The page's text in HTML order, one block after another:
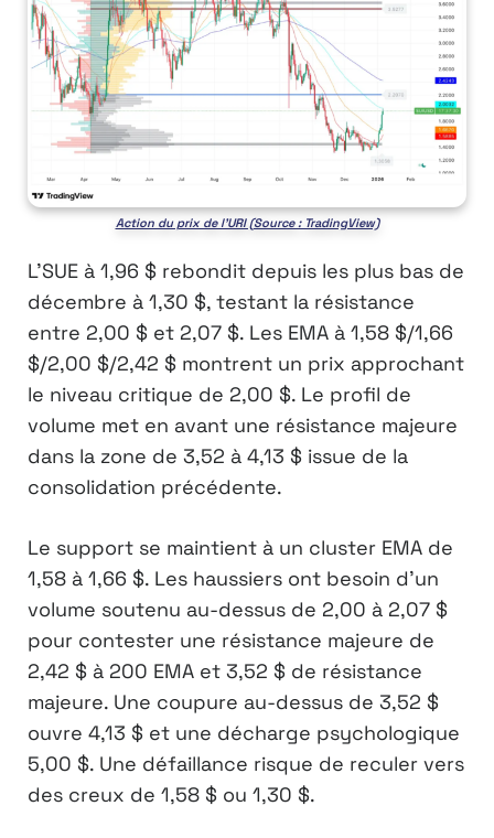
Action du prix de l’URI (Source : TradingView)
L’SUE à 1,96 $ rebondit depuis les plus bas de
décembre à 1,30 $, testant la résistance
entre 2,00 $ et 2,07 $. Les EMA à 1,58 $/1,66
$/2,00 $/2,42 $ montrent un prix approchant
le niveau critique de 2,00 $. Le profil de
volume met en avant une résistance majeure
dans la zone de 3,52 à 4,13 $ issue de la
consolidation précédente.
Le support se maintient à un cluster EMA de
1,58 à 1,66 $. Les haussiers ont besoin d’un
volume soutenu au-dessus de 2,00 à 2,07 $
pour contester une résistance majeure de
2,42 $ à 200 EMA et 3,52 $ de résistance
majeure. Une coupure au-dessus de 3,52 $
ouvre 4,13 $ et une décharge psychologique
5,00 $. Une défaillance risque de reculer vers
des creux de 1,58 $ ou 1,30 $.